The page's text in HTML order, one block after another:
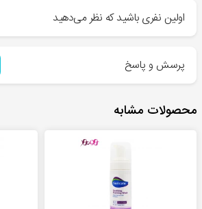
اولین نفری باشید که نظر می‌دهید
پرسش و پاسخ
محصولات مشابه